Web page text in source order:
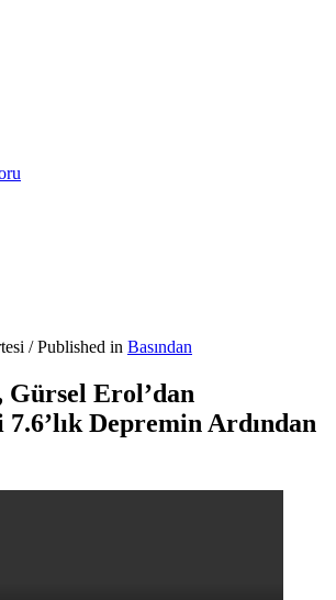
/Published in Basından
Gürsel Erol’dan
Depremin Ardından